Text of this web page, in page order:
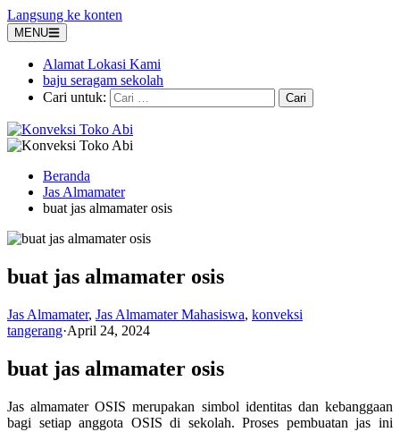
Langsung ke konten
MENU
Alamat Lokasi Kami
baju seragam sekolah
Cari untuk:
Beranda
Jas Almamater
buat jas almamater osis
buat jas almamater osis
Jas Almamater, Jas Almamater Mahasiswa, konveksi
tangerang·April 24, 2024
buat jas almamater osis
Jas almamater OSIS merupakan simbol identitas dan kebanggaan
bagi setiap anggota OSIS di sekolah. Proses pembuatan jas ini